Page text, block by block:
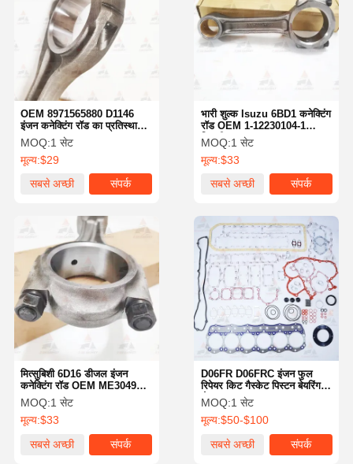
OEM 8971565880 D1146
इंजन कनेक्टिंग रॉड का प्रतिस्थापन
Isuzu D1146-T Komatsu
PC200 के लिए
MOQ:1 सेट
मूल्य:$29
सबसे अच्छी
संपर्क
भारी शुल्क Isuzu 6BD1 कनेक्टिंग
रॉड OEM 1-12230104-1
हिताची EX200-1/2/3 UH07-7
के लिए
MOQ:1 सेट
मूल्य:$33
सबसे अच्छी
संपर्क
मित्सुबिशी 6D16 डीजल इंजन
कनेक्टिंग रॉड OEM ME304973
ME304974 ME072401
MOQ:1 सेट
मूल्य:$33
सबसे अच्छी
संपर्क
D06FR D06FRC इंजन फुल
रिपेयर किट गैस्केट पिस्टन बेयरिंग
सेट OE ME049588
MOQ:1 सेट
मूल्य:$50-$100
सबसे अच्छी
संपर्क